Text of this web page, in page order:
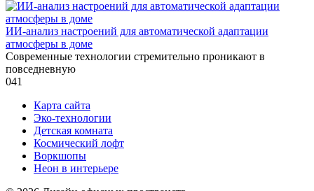
ИИ-анализ настроений для автоматической адаптации
атмосферы в доме
Современные технологии стремительно проникают в
повседневную
041
Карта сайта
Эко-технологии
Детская комната
Космический лофт
Воркшопы
Неон в интерьере